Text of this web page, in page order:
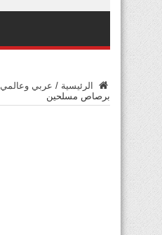
الرئيسية / عربي وعالمي
برصاص مسلحين